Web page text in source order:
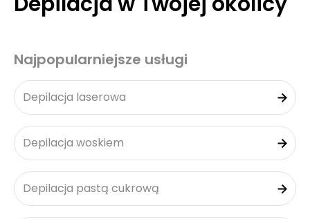
Najpopularniejsze usługi
Depilacja laserowa
Depilacja woskiem
Depilacja pastą cukrową